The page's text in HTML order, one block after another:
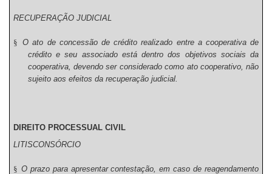
RECUPERAÇÃO JUDICIAL
§
O ato de concessão de crédito realizado entre a cooperativa de
crédito e seu associado está dentro dos objetivos sociais da
cooperativa, devendo ser considerado como ato cooperativo, não
sujeito aos efeitos da recuperação judicial.
DIREITO PROCESSUAL CIVIL
LITISCONSÓRCIO
§ O prazo para apresentar contestação, em caso de reagendamento